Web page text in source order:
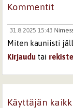
Kommentit
31.8.2025 15:43
Miten kauniisti
Kirjaudu tai
Käyttäjän